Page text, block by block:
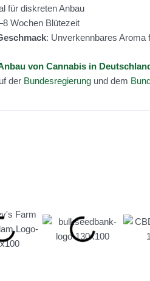
für diskreten Anbau
Wochen Blütezeit
: Unverkennbares Aroma
von Cannabis in
der Bundesregierung und dem